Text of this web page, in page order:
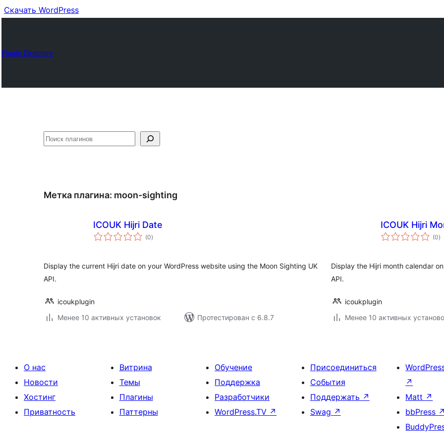
Скачать WordPress
Plugin Directory
Поиск
Метка плагина: moon-sighting
ICOUK Hijri Date
(0общий
рейтинг
)
Display the current Hijri date on your WordPress website using the Moon Sighting UK
API.
icoukplugin
Менее 10 активных установок
Протестирован с 6.8.7
ICOUK Hijri
(0)
Display the Hijri month calendar
API.
icoukplugin
Менее 10 активных
О нас
Новости
Хостинг
Приватность
Витрина
Темы
Плагины
Паттерны
Обучение
Поддержка
Разработчики
WordPress.TV ↗
Присоединиться
События
Поддержать ↗
Swag ↗
↗
Matt ↗
bbPress